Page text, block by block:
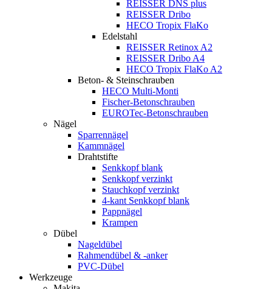
REISSER DNS plus
REISSER Dribo
HECO Tropix FlaKo
Edelstahl
REISSER Retinox A2
REISSER Dribo A4
HECO Tropix FlaKo A2
Beton- & Steinschrauben
HECO Multi-Monti
Fischer-Betonschrauben
EUROTec-Betonschrauben
Nägel
Sparrennägel
Kammnägel
Drahtstifte
Senkkopf blank
Senkkopf verzinkt
Stauchkopf verzinkt
4-kant Senkkopf blank
Pappnägel
Krampen
Dübel
Nageldübel
Rahmendübel & -anker
PVC-Dübel
Werkzeuge